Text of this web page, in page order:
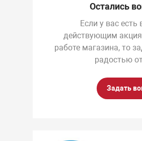
Остались
Если у вас есть
действующим
работе магазина, то
радостью
Задать